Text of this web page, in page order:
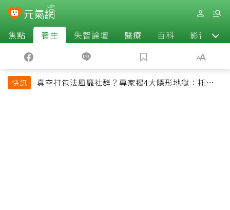
焦點 養生 失智論壇 醫療 百科 影音
快訊
真空打包法風靡社群？專家揭4大隱形地獄：托運恐